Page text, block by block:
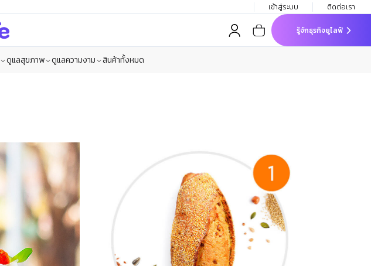
เข้าสู่ระบบ ติดต่อเรา
รู้จักธุรกิจยูไลฟ์
ดูแลสุขภาพ ดูแลความงาม สินค้าทั้งหมด